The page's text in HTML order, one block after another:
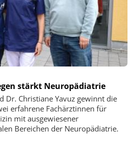
stärkt Neuropädiatrie
Dr. Christiane Yavuz gewinnt die
erfahrene Fachärztinnen für
mit ausgewiesener
Bereichen der Neuropädiatrie.